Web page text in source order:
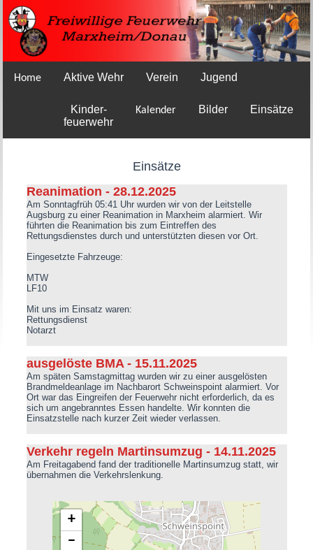
Home Aktive Wehr Verein Jugend
Kinder-
feuerwehr
Kalender Bilder Einsätze
Einsätze
Reanimation - 28.12.2025
Am Sonntagfrüh 05:41 Uhr wurden wir von der Leitstelle
Augsburg zu einer Reanimation in Marxheim alarmiert. Wir
führten die Reanimation bis zum Eintreffen des
Rettungsdienstes durch und unterstützten diesen vor Ort.
Eingesetzte Fahrzeuge:
MTW
LF10
Mit uns im Einsatz waren:
Rettungsdienst
Notarzt
ausgelöste BMA - 15.11.2025
Am späten Samstagmittag wurden wir zu einer ausgelösten
Brandmeldeanlage im Nachbarort Schweinspoint alarmiert. Vor
Ort war das Eingreifen der Feuerwehr nicht erforderlich, da es
sich um angebranntes Essen handelte. Wir konnten die
Einsatzstelle nach kurzer Zeit wieder verlassen.
Verkehr regeln Martinsumzug - 14.11.2025
Am Freitagabend fand der traditionelle Martinsumzug statt, wir
übernahmen die Verkehrslenkung.
+
−